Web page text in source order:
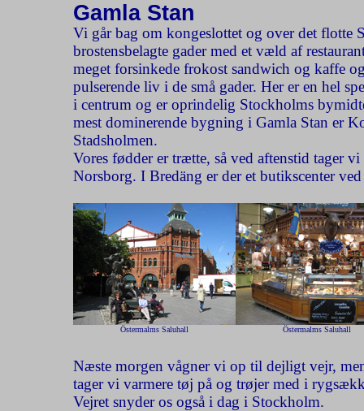
Gamla Stan
Vi går bag om kongeslottet og over det flotte
brostensbelagte gader med et væld af
meget forsinkede frokost sandwich og kaffe
pulserende liv i de små gader. Her er en hel
i centrum og er oprindelig Stockholms
mest dominerende bygning i Gamla Stan er
Stadsholmen.
Vores fødder er trætte, så ved aftenstid tager
Norsborg. I Bredäng er der et butikscenter
Östermalms Saluhall Östermalms Saluhall
Næste morgen vågner vi op til dejligt vejr,
tager vi varmere tøj på og trøjer med i
Vejret snyder os også i dag i Stockholm.